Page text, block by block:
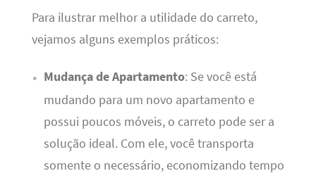
Para ilustrar melhor a utilidade do carreto,
vejamos alguns exemplos práticos:
Mudança de Apartamento: Se você está
mudando para um novo apartamento e
possui poucos móveis, o carreto pode ser a
solução ideal. Com ele, você transporta
somente o necessário, economizando tempo